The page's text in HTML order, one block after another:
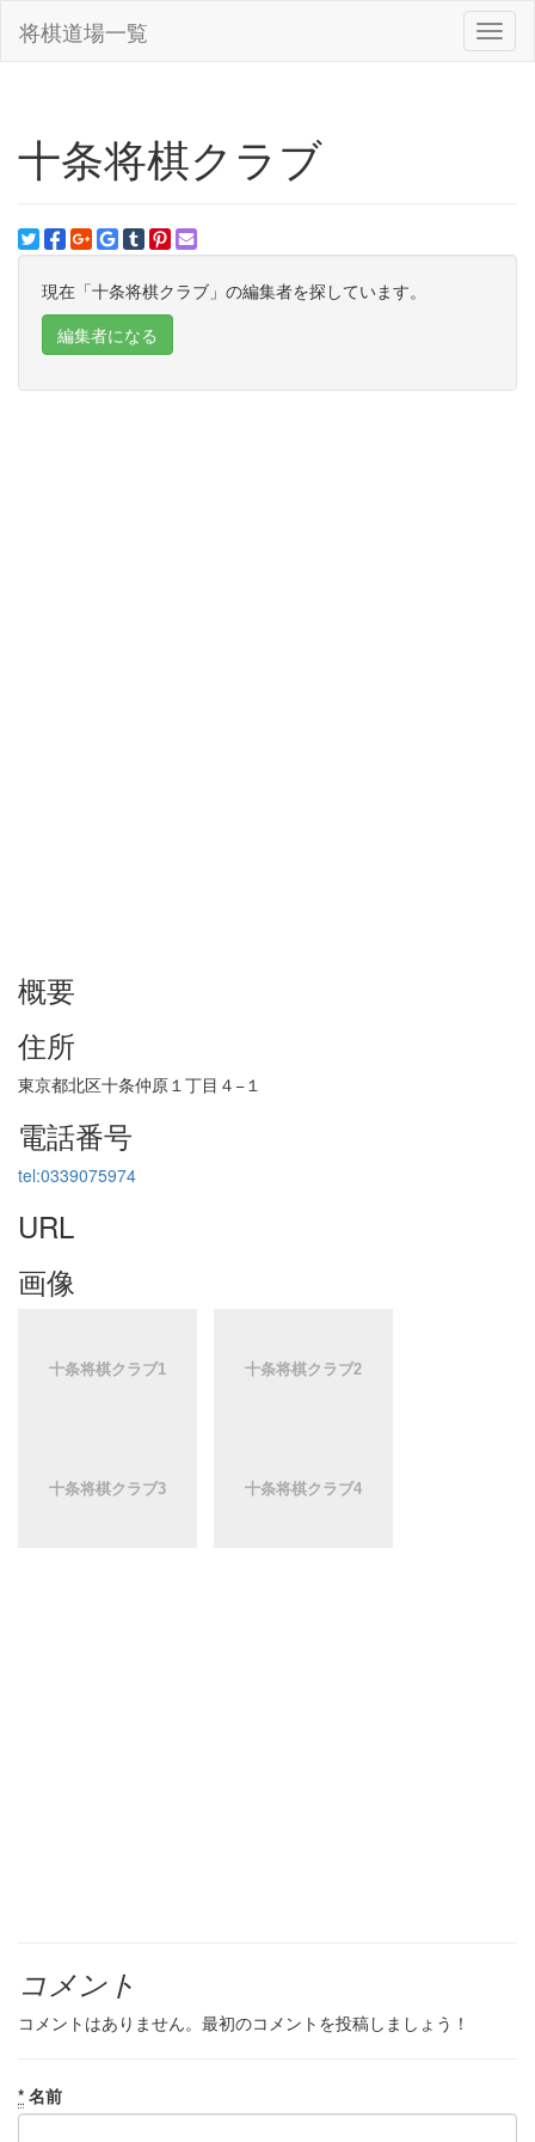
将棋道場一覧
十条将棋クラブ
現在「十条将棋クラブ」の編集者を探しています。
編集者になる
概要
住所
東京都北区十条仲原１丁目４−１
電話番号
tel:0339075974
URL
画像
コメント
コメントはありません。最初のコメントを投稿しましょう！
* 名前